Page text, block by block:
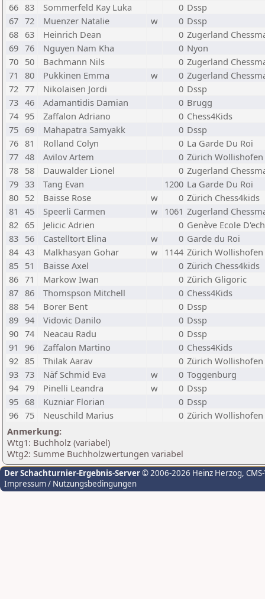
66 83 Sommerfeld Kay Luka 0 Dssp
67 72 Muenzer Natalie w 0 Dssp
68 63 Heinrich Dean 0 Zugerland
69 76 Nguyen Nam Kha 0 Nyon
70 50 Bachmann Nils 0 Zugerland
71
80 Pukkinen Emma w 0 Zugerland
72 77 Nikolaisen Jordi 0 Dssp
73 46 Adamantidis Damian 0 Brugg
74 95 Zaffalon Adriano 0 Chess4Kids
75 69 Mahapatra Samyakk 0 Dssp
76 81 Rolland Colyn 0 La Garde Du Roi
77 48 Avilov Artem 0 Zürich Wollishofen
78 58 Dauwalder Lionel 0 Zugerland
79 33 Tang Evan 1200 La Garde Du Roi
80 52 Baisse Rose w 0 Zürich Chess4kids
81
45 Speerli Carmen w 1061 Zugerland
82 65 Jelicic Adrien 0 Genève Ecole
83 56 Castelltort Elina w 0 Garde du Roi
84 43 Malkhasyan Gohar w 1144 Zürich Wollishofen
85 51 Baisse Axel 0 Zürich Chess4kids
86 71 Markow Iwan 0 Zürich Gligoric
87 86 Thomspson Mitchell 0 Chess4Kids
88 54 Borer Bent 0 Dssp
89 94 Vidovic Danilo 0 Dssp
90 74 Neacau Radu 0 Dssp
91
96 Zaffalon Martino 0 Chess4Kids
92 85 Thilak Aarav 0 Zürich Wollishofen
93 73 Näf Schmid Eva w 0 Toggenburg
94 79 Pinelli Leandra w 0 Dssp
95 68 Kuzniar Florian 0 Dssp
96 75 Neuschild Marius 0 Zürich Wollishofen
Anmerkung:
Wtg1: Buchholz (variabel)
Wtg2: Summe Buchholzwertungen variabel
Der Schachturnier-Ergebnis-Server© 2006-2026 Heinz Herzog,
Impressum / Nutzungsbedingungen